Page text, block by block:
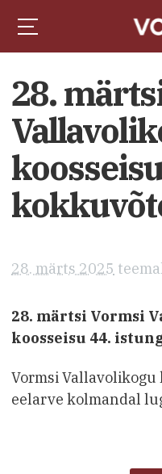
28.
28. märts 2025
28. märtsi Vormsi
koosseisu 44.
Vormsi
eelarve kolmandal